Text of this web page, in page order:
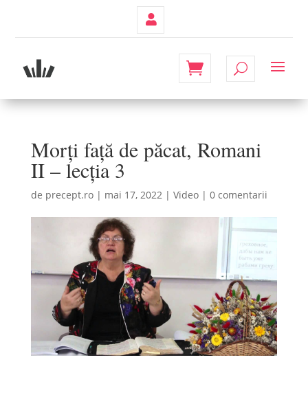
Morți față de păcat, Romani
II – lecția 3
de precept.ro| mai 17, 2022| Video| 0 comentarii